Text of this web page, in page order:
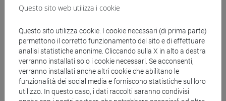
RIDI Riccardo- 30h Lezione
Materiali didattici
Materiali su Moodle
Questo sito web utilizza i cookie
Questo sito utilizza cookie. I cookie necessari (di prima parte)
permettono il corretto funzionamento del sito e di effettuare
analisi statistiche anonime. Cliccando sulla X in alto a destra
verranno installati solo i cookie necessari. Se acconsenti,
verranno installati anche altri cookie che abilitano le
funzionalità dei social media e forniscono statistiche sul loro
utilizzo. In questo caso, i dati raccolti saranno condivisi